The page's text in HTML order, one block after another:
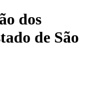
dos
de São